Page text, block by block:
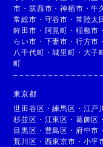
市 ・筑西市 ・神栖市 ・牛
常総市 ・ 守谷市 ・ 常陸太
鉾田市 ・ 阿見町 ・ 稲敷市
らい市 ・ 下妻市 ・ 行方市
八千代町 ・城里町 ・ 大子
町
東京都
世田谷区 ・練馬区 ・ 江戸
杉並区 ・ 江東区 ・ 葛飾区
目黒区 ・ 豊島区 ・ 府中市
荒川区 ・ 西東京市 ・ 小平